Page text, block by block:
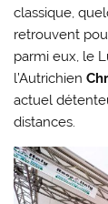
classique,
retrouvent
parmi eux, le
l’Autrichien
actuel
distances.